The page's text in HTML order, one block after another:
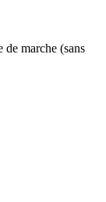
de marche (sans